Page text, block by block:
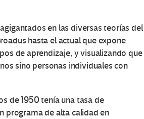
en las diversas teorías del
hasta el actual que expone
de aprendizaje, y visualizando que
sino personas individuales con
de 1950 tenía una tasa de
programa de alta calidad en